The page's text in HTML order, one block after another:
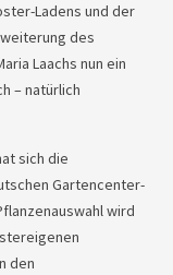
Ladens und der
des
Laachs nun ein
– natürlich
sich die
Gartencenter-
wird
den